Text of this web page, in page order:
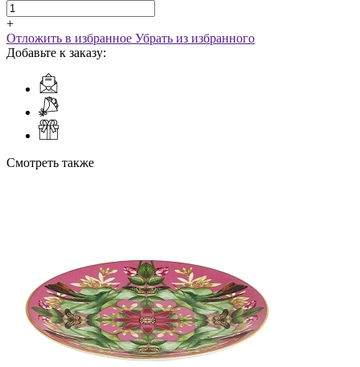
+
Отложить в избранное Убрать из избранного
Добавьте к заказу:
Смотреть также